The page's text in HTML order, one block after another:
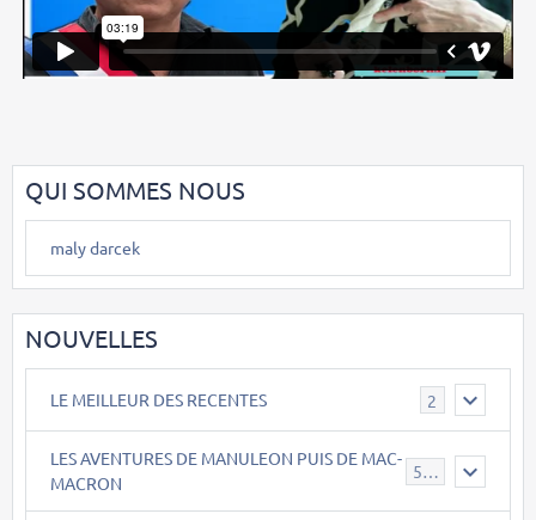
QUI SOMMES NOUS
maly darcek
NOUVELLES
LE MEILLEUR DES RECENTES 2
LES AVENTURES DE MANULEON PUIS DE MAC-
MACRON
543